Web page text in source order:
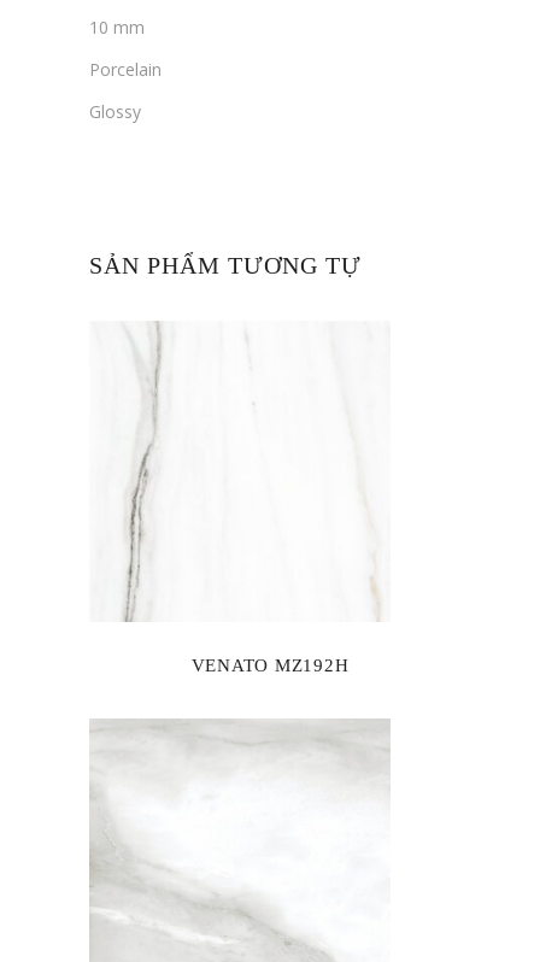
10 mm
Porcelain
Glossy
SẢN PHẨM TƯƠNG TỰ
VENATO MZ192H